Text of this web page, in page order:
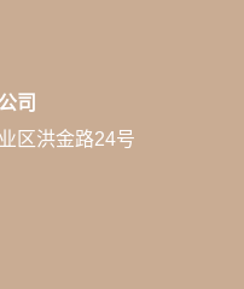
司
区洪金路24号